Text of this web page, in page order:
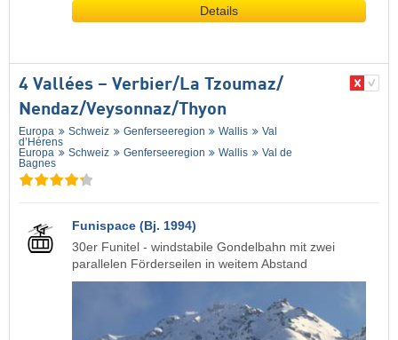
Details
4 Vallées – Verbier/​La Tzoumaz/​
Nendaz/​Veysonnaz/​Thyon
Europa Schweiz Genferseeregion Wallis
Val
d’Hérens
Europa
Schweiz Genferseeregion Wallis
Val de
Bagnes
Funispace (Bj. 1994)
30er Funitel - windstabile Gondelbahn mit zwei
parallelen Förderseilen in weitem Abstand